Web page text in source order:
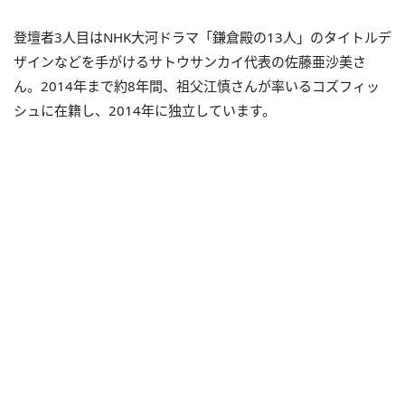
登壇者3人目はNHK大河ドラマ「鎌倉殿の13人」のタイトルデ
ザインなどを手がけるサトウサンカイ代表の佐藤亜沙美さ
ん。2014年まで約8年間、祖父江慎さんが率いるコズフィッ
シュに在籍し、2014年に独立しています。